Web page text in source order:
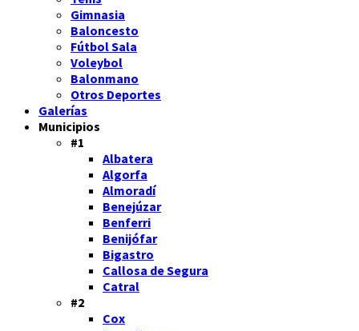
Gimnasia
Baloncesto
Fútbol Sala
Voleybol
Balonmano
Otros Deportes
Galerías
Municipios
#1
Albatera
Algorfa
Almoradí
Benejúzar
Benferri
Benijófar
Bigastro
Callosa de Segura
Catral
#2
Cox